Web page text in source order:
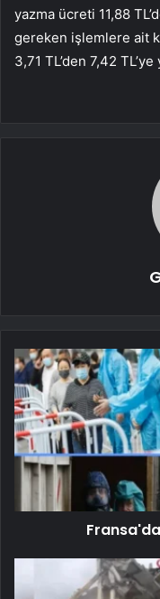
yazma ücreti 11,88
gereken işlemlere ait
3,71 TL’den 7,42